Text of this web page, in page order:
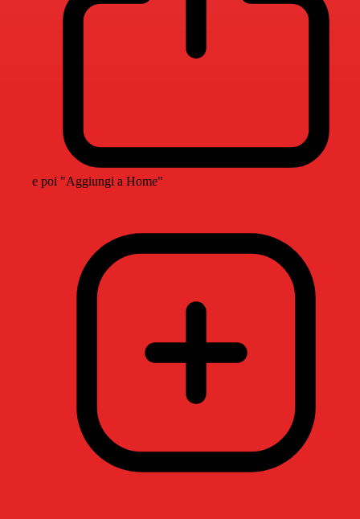
e poi "Aggiungi a Home"